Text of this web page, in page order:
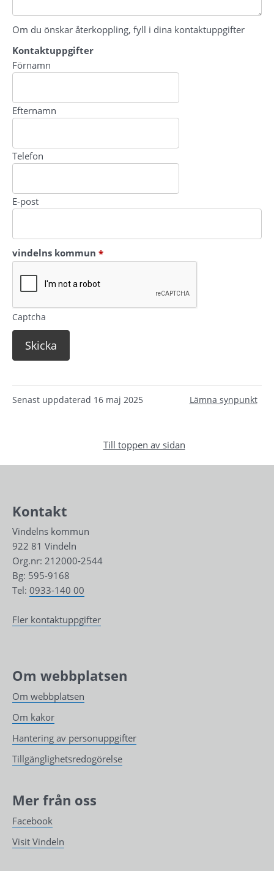
Om du önskar återkoppling, fyll i dina kontaktuppgifter
Kontaktuppgifter
Kontaktuppgifter
Förnamn
Efternamn
Telefon
E-post
vindelns kommun *(obligatorisk)
Captcha
Senast uppdaterad 16 maj 2025 Lämna synpunkt
Till toppen av sidan
Kontakt
Vindelns kommun
922 81 Vindeln
Org.nr: 212000-2544
Bg: 595-9168
Tel: 0933-140 00
Fler kontaktuppgifter
Om webbplatsen
Om webbplatsen
Om kakor
Hantering av personuppgifter
Tillgänglighetsredogörelse
Mer från oss
Facebook
Visit Vindeln